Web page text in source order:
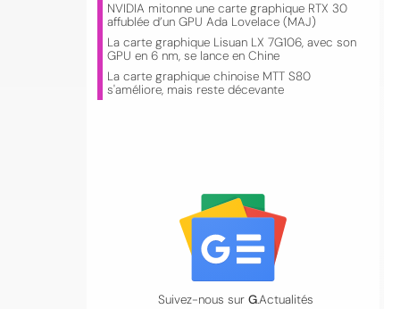
NVIDIA mitonne une carte graphique RTX 30
affublée d’un GPU Ada Lovelace (MAJ)
La carte graphique Lisuan LX 7G106, avec son
GPU en 6 nm, se lance en Chine
La carte graphique chinoise MTT S80
s'améliore, mais reste décevante
Suivez-nous sur G.Actualités